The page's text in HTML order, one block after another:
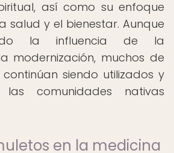
así como su enfoque
salud y el bienestar. Aunque
la influencia de la
modernización, muchos de
siendo utilizados y
comunidades nativas
en la medicina